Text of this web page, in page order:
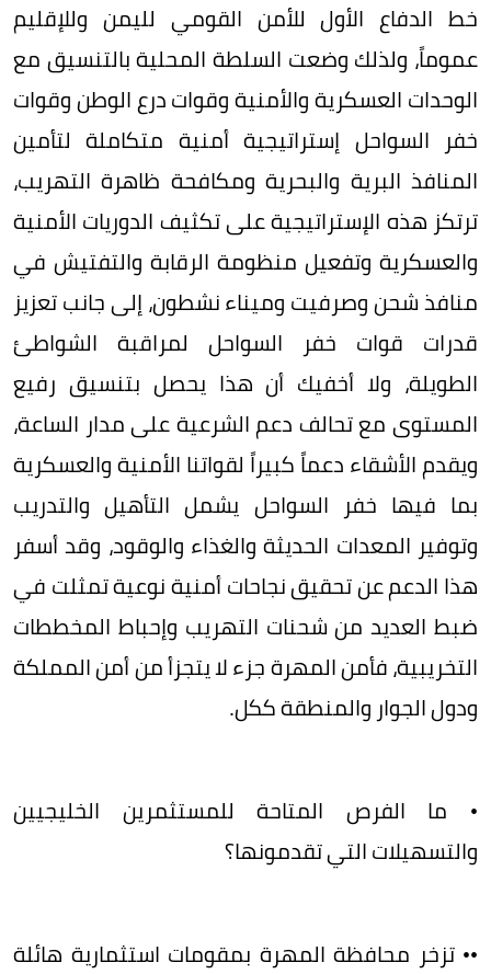
خط الدفاع الأول للأمن القومي لليمن وللإقليم
عموماً، ولذلك وضعت السلطة المحلية بالتنسيق مع
الوحدات العسكرية والأمنية وقوات درع الوطن وقوات
خفر السواحل إستراتيجية أمنية متكاملة لتأمين
المنافذ البرية والبحرية ومكافحة ظاهرة التهريب،
ترتكز هذه الإستراتيجية على تكثيف الدوريات الأمنية
والعسكرية وتفعيل منظومة الرقابة والتفتيش في
منافذ شحن وصرفيت وميناء نشطون، إلى جانب تعزيز
قدرات قوات خفر السواحل لمراقبة الشواطئ
الطويلة، ولا أخفيك أن هذا يحصل بتنسيق رفيع
المستوى مع تحالف دعم الشرعية على مدار الساعة،
ويقدم الأشقاء دعماً كبيراً لقواتنا الأمنية والعسكرية
بما فيها خفر السواحل يشمل التأهيل والتدريب
وتوفير المعدات الحديثة والغذاء والوقود، وقد أسفر
هذا الدعم عن تحقيق نجاحات أمنية نوعية تمثلت في
ضبط العديد من شحنات التهريب وإحباط المخططات
التخريبية، فأمن المهرة جزء لا يتجزأ من أمن المملكة
ودول الجوار والمنطقة ككل.
• ما الفرص المتاحة للمستثمرين الخليجيين
والتسهيلات التي تقدمونها؟
​•• تزخر محافظة المهرة بمقومات استثمارية هائلة